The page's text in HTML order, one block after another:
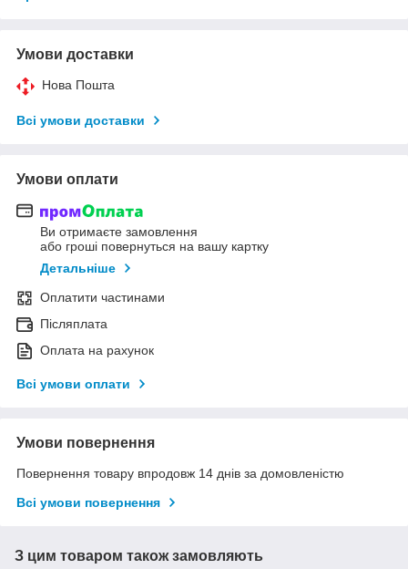
Умови доставки
Нова Пошта
Всі умови доставки
Умови оплати
Ви отримаєте замовлення
або гроші повернуться на вашу картку
Детальніше
Оплатити частинами
Післяплата
Оплата на рахунок
Всі умови оплати
Умови повернення
Повернення товару впродовж 14 днів за домовленістю
Всі умови повернення
З цим товаром також замовляють